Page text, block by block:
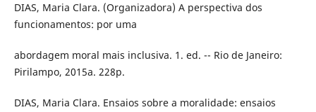
DIAS, Maria Clara. (Organizadora) A perspectiva dos
funcionamentos: por uma
abordagem moral mais inclusiva. 1. ed. -- Rio de Janeiro:
Pirilampo, 2015a. 228p.
DIAS, Maria Clara. Ensaios sobre a moralidade: ensaios